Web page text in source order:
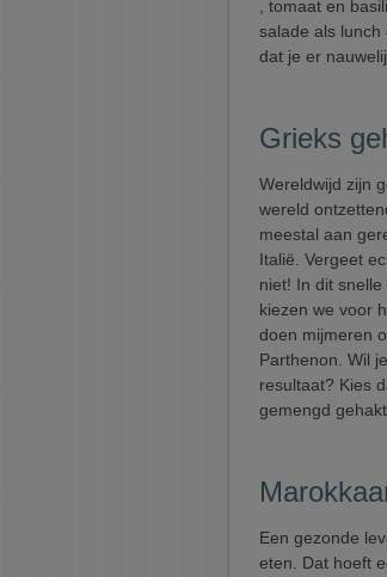
, tomaat en
salade als lunch
dat je er
Grieks
Wereldwijd zijn
wereld
meestal aan
Italië. Vergeet
niet! In dit
kiezen we voor
doen mijmeren
Parthenon. Wil
resultaat? Kies
gemengd
Een gezonde
eten. Dat hoeft